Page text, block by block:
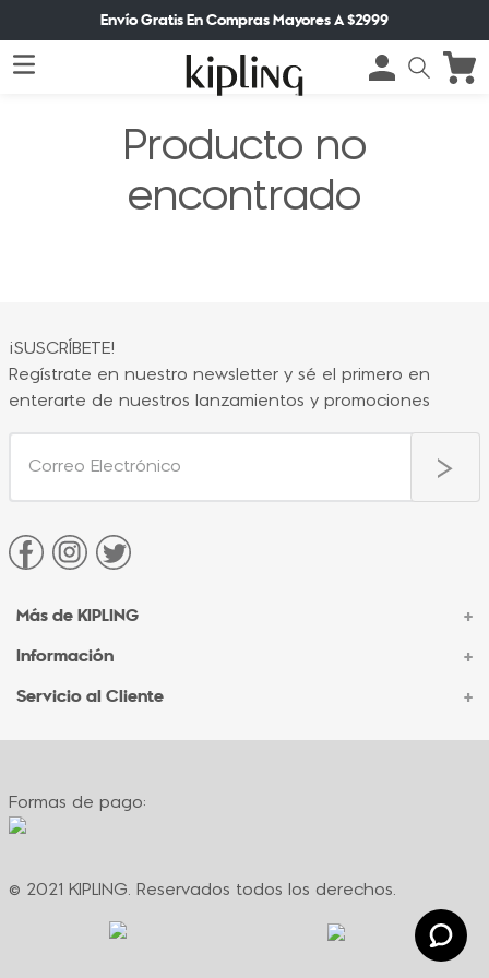
Envío Gratis En Compras Mayores A $2999
Producto no
encontrado
¡SUSCRÍBETE!
Regístrate en nuestro newsletter y sé el primero en
enterarte de nuestros lanzamientos y promociones
Más de KIPLING +
Acerca de Kipling
Sucursales
Información +
Contacto Corporativo
Formas de pago
Servicio al Cliente +
Contacto
Políticas de cambio
Términos y condiciones de promociones
Política de privacidad
Formas de pago:
© 2021 KIPLING. Reservados todos los derechos.